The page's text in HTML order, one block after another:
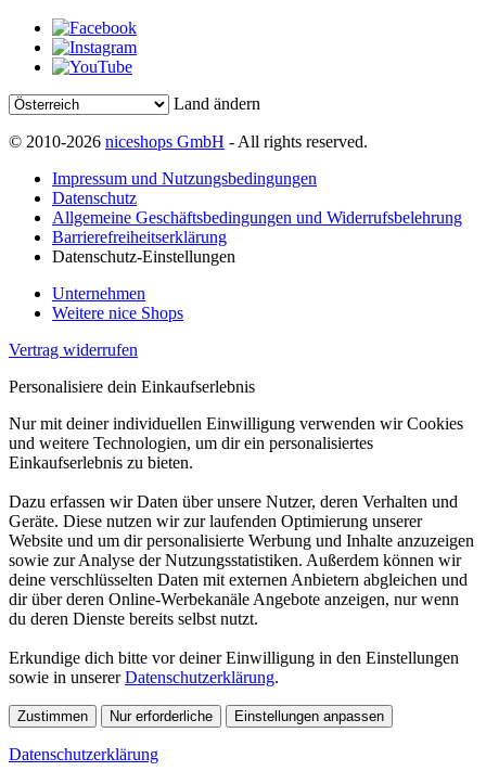
Land ändern
© 2010-2026 niceshops GmbH - All rights reserved.
Impressum und Nutzungsbedingungen
Datenschutz
Allgemeine Geschäftsbedingungen und Widerrufsbelehrung
Barrierefreiheitserklärung
Datenschutz-Einstellungen
Unternehmen
Weitere nice Shops
Vertrag widerrufen
Personalisiere dein Einkaufserlebnis
Nur mit deiner individuellen Einwilligung verwenden wir Cookies
und weitere Technologien, um dir ein personalisiertes
Einkaufserlebnis zu bieten.
Dazu erfassen wir Daten über unsere Nutzer, deren Verhalten und
Geräte. Diese nutzen wir zur laufenden Optimierung unserer
Website und um dir personalisierte Werbung und Inhalte anzuzeigen
sowie zur Analyse der Nutzungsstatistiken. Außerdem können wir
deine verschlüsselten Daten mit externen Anbietern abgleichen und
dir über deren Online-Werbekanäle Angebote anzeigen, nur wenn
du deren Dienste bereits selbst nutzt.
Erkundige dich bitte vor deiner Einwilligung in den Einstellungen
sowie in unsererDatenschutzerklärung.
Zustimmen Nur erforderliche Einstellungen anpassen
Datenschutzerklärung